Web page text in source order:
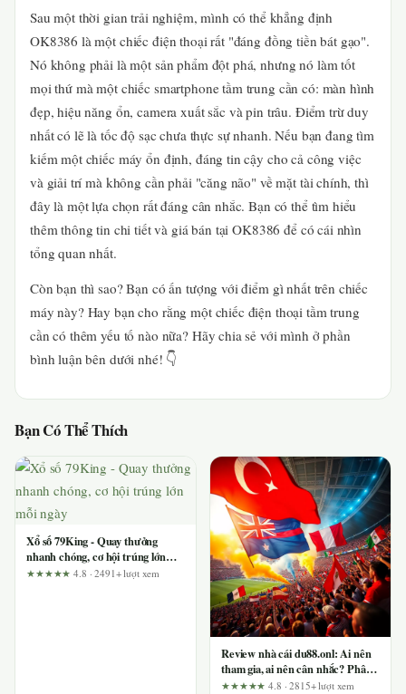
Sau một thời gian trải nghiệm, mình có thể khẳng định
OK8386 là một chiếc điện thoại rất "đáng đồng tiền bát gạo".
Nó không phải là một sản phẩm đột phá, nhưng nó làm tốt
mọi thứ mà một chiếc smartphone tầm trung cần có: màn hình
đẹp, hiệu năng ổn, camera xuất sắc và pin trâu. Điểm trừ duy
nhất có lẽ là tốc độ sạc chưa thực sự nhanh. Nếu bạn đang tìm
kiếm một chiếc máy ổn định, đáng tin cậy cho cả công việc
và giải trí mà không cần phải "căng não" về mặt tài chính, thì
đây là một lựa chọn rất đáng cân nhắc. Bạn có thể tìm hiểu
thêm thông tin chi tiết và giá bán tại OK8386 để có cái nhìn
tổng quan nhất.
Còn bạn thì sao? Bạn có ấn tượng với điểm gì nhất trên chiếc
máy này? Hay bạn cho rằng một chiếc điện thoại tầm trung
cần có thêm yếu tố nào nữa? Hãy chia sẻ với mình ở phần
bình luận bên dưới nhé! 👇
Bạn Có Thể Thích
Xổ số 79King - Quay thưởng
nhanh chóng, cơ hội trúng lớn
mỗi ngày
★★★★★4.8 · 2491+ lượt xem
Review nhà cái du88.onl: Ai nên
tham gia, ai nên cân nhắc? Phân
tích từ giao diện đến sản phẩm
★★★★★4.8 · 2815+ lượt xem